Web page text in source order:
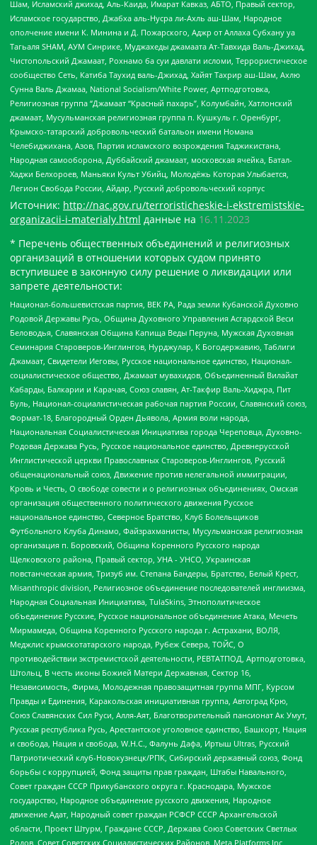
Шам, Исламский джихад, Аль-Каида, Имарат Кавказ, АБТО, Правый сектор,
Исламское государство, Джабха аль-Нусра ли-Ахль аш-Шам, Народное
ополчение имени К. Минина и Д. Пожарского, Аджр от Аллаха Субхану уа
Тагьаля SHAM, АУМ Синрике, Муджахеды джамаата Ат-Тавхида Валь-Джихад,
Чистопольский Джамаат, Рохнамо ба суи давлати исломи, Террористическое
сообщество Сеть, Катиба Таухид валь-Джихад, Хайят Тахрир аш-Шам, Ахлю
Сунна Валь Джамаа, National Socialism/White Power, Артподготовка,
Религиозная группа “Джамаат “Красный пахарь”, Колумбайн, Хатлонский
джамаат, Мусульманская религиозная группа п. Кушкуль г. Оренбург,
Крымско-татарский добровольческий батальон имени Номана
Челебиджихана, Азов, Партия исламского возрождения Таджикистана,
Народная самооборона, Дуббайский джамаат, московская ячейка, Батал-
Хаджи Белхороев, Маньяки Культ Убийц, Молодёжь Которая Улыбается,
Легион Свобода России, Айдар, Русский добровольческий корпус
Источник: http://nac.gov.ru/terroristicheskie-i-ekstremistskie-
organizacii-i-materialy.html данные на 16.11.2023
* Перечень общественных объединений и религиозных
организаций в отношении которых судом принято
вступившее в законную силу решение о ликвидации или
запрете деятельности:
Национал-большевистская партия, ВЕК РА, Рада земли Кубанской Духовно
Родовой Державы Русь, Община Духовного Управления Асгардской Веси
Беловодья, Славянская Община Капища Веды Перуна, Мужская Духовная
Семинария Староверов-Инглингов, Нурджулар, К Богодержавию, Таблиги
Джамаат, Свидетели Иеговы, Русское национальное единство, Национал-
социалистическое общество, Джамаат мувахидов, Объединенный Вилайат
Кабарды, Балкарии и Карачая, Союз славян, Ат-Такфир Валь-Хиджра, Пит
Буль, Национал-социалистическая рабочая партия России, Славянский союз,
Формат-18, Благородный Орден Дьявола, Армия воли народа,
Национальная Социалистическая Инициатива города Череповца, Духовно-
Родовая Держава Русь, Русское национальное единство, Древнерусской
Инглистической церкви Православных Староверов-Инглингов, Русский
общенациональный союз, Движение против нелегальной иммиграции,
Кровь и Честь, О свободе совести и о религиозных объединениях, Омская
организация общественного политического движения Русское
национальное единство, Северное Братство, Клуб Болельщиков
Футбольного Клуба Динамо, Файзрахманисты, Мусульманская религиозная
организация п. Боровский, Община Коренного Русского народа
Щелковского района, Правый сектор, УНА - УНСО, Украинская
повстанческая армия, Тризуб им. Степана Бандеры, Братство, Белый Крест,
Misanthropic division, Религиозное объединение последователей инглиизма,
Народная Социальная Инициатива, TulaSkins, Этнополитическое
объединение Русские, Русское национальное объединение Атака, Мечеть
Мирмамеда, Община Коренного Русского народа г. Астрахани, ВОЛЯ,
Меджлис крымскотатарского народа, Рубеж Севера, ТОЙС, О
противодействии экстремистской деятельности, РЕВТАТПОД, Артподготовка,
Штольц, В честь иконы Божией Матери Державная, Сектор 16,
Независимость, Фирма, Молодежная правозащитная группа МПГ, Курсом
Правды и Единения, Каракольская инициативная группа, Автоград Крю,
Союз Славянских Сил Руси, Алля-Аят, Благотворительный пансионат Ак Умут,
Русская республика Русь, Арестантское уголовное единство, Башкорт, Нация
и свобода, Нация и свобода, W.H.С., Фалунь Дафа, Иртыш Ultras, Русский
Патриотический клуб-Новокузнецк/РПК, Сибирский державный союз, Фонд
борьбы с коррупцией, Фонд защиты прав граждан, Штабы Навального,
Совет граждан СССР Прикубанского округа г. Краснодара, Мужское
государство, Народное объединение русского движения, Народное
движение Адат, Народный совет граждан РСФСР СССР Архангельской
области, Проект Штурм, Граждане СССР, Держава Союз Советских Светлых
Родов, Совет Советских Социалистических Районов, Meta Platforms Inc,